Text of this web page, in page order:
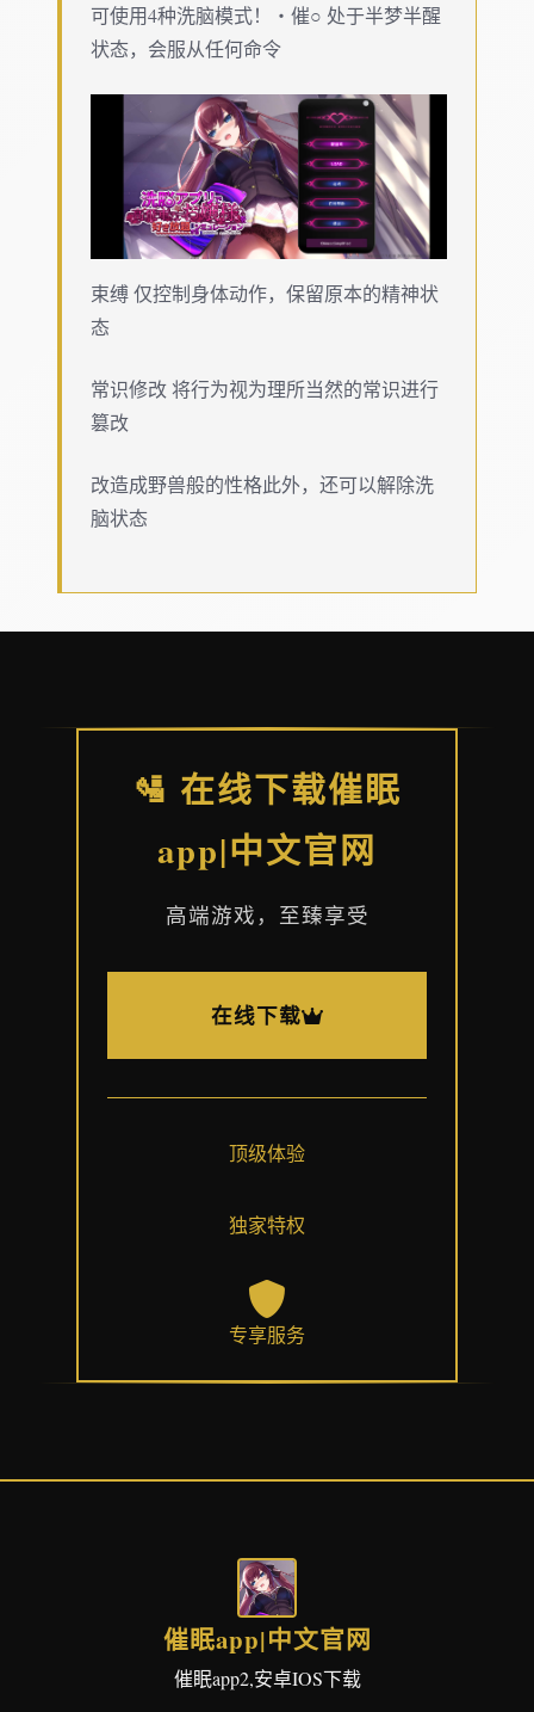
可使用4种洗脑模式！・催○ 处于半梦半醒
状态，会服从任何命令
束缚 仅控制身体动作，保留原本的精神状
态
常识修改 将行为视为理所当然的常识进行
篡改
改造成野兽般的性格此外，还可以解除洗
脑状态
🛂 在线下载催眠
app|中文官网
高端游戏，至臻享受
在线下载
顶级体验
独家特权
专享服务
催眠app|中文官网
催眠app2,安卓IOS下载